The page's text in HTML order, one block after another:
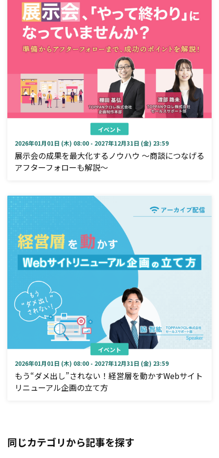
イベント
2026年01月01日 (木) 08:00 - 2027年12月31日 (金) 23:59
展示会の成果を最大化するノウハウ ～商談につなげる
アフターフォローも解説～
イベント
2026年01月01日 (木) 08:00 - 2027年12月31日 (金) 23:59
もう“ダメ出し”されない！経営層を動かすWebサイト
リニューアル企画の立て方
同じカテゴリから記事を探す